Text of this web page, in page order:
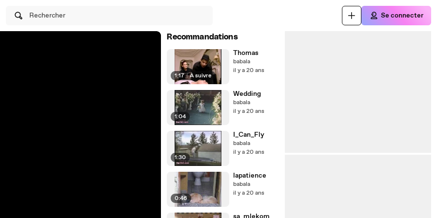
Rechercher Se connecter
Recommandations
1:17 | À suivre
Thomas
babala
il y a 20 ans
1:04
Wedding
babala
il y a 20 ans
1:30
I_Can_Fly
babala
il y a 20 ans
0:46
lapatience
babala
il y a 20 ans